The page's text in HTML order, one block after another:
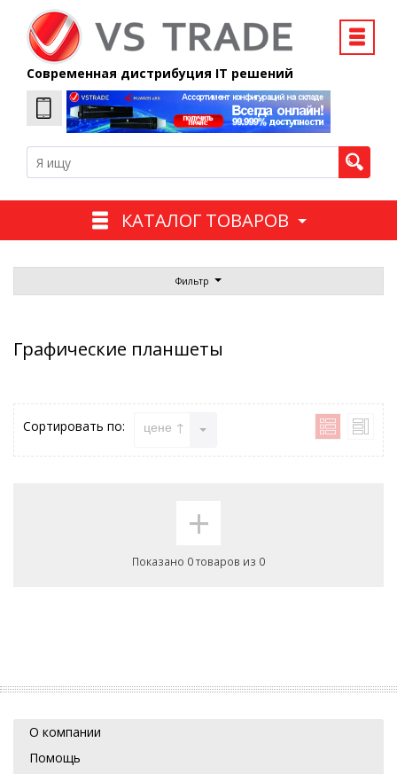
Современная дистрибуция IT решений
КАТАЛОГ ТОВАРОВ
Фильтр
Графические планшеты
Сортировать по: цене ↑
+
Показано 0 товаров из 0
О компании
Помощь